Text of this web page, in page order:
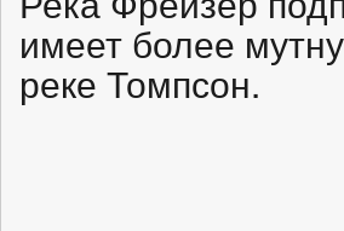
имеет более
реке Томпсон.